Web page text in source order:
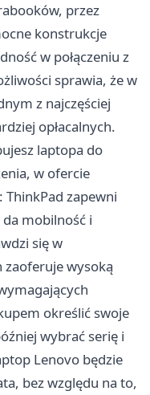
przez
konstrukcje
w połączeniu z
sprawia, że w
z najczęściej
opłacalnych.
laptopa do
w ofercie
ThinkPad zapewni
mobilność i
się w
wysoką
określić swoje
wybrać serię i
Lenovo będzie
bez względu na to,